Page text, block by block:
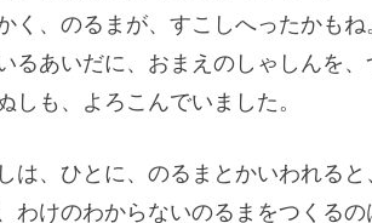
く、のるまが、すこしへったかもね
るあいだに、おまえのしゃしんを、
しも、よろこんでいました。
は、ひとに、のるまとかいわれると
わけのわからないのるまをつくるの